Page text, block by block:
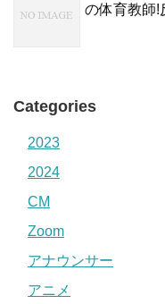
の体育教師!
Categories
2023
2024
CM
Zoom
アナウンサー
アニメ